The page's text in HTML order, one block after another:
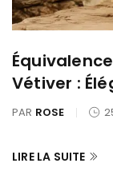
Vétiver :
PAR ROSE
LIRE LA SUITE